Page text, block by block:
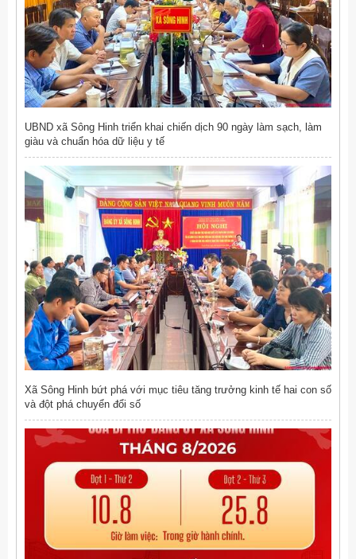
UBND xã Sông Hinh triển khai chiến dịch 90 ngày làm sạch, làm
giàu và chuẩn hóa dữ liệu y tế
Xã Sông Hinh bứt phá với mục tiêu tăng trưởng kinh tế hai con số
và đột phá chuyển đổi số